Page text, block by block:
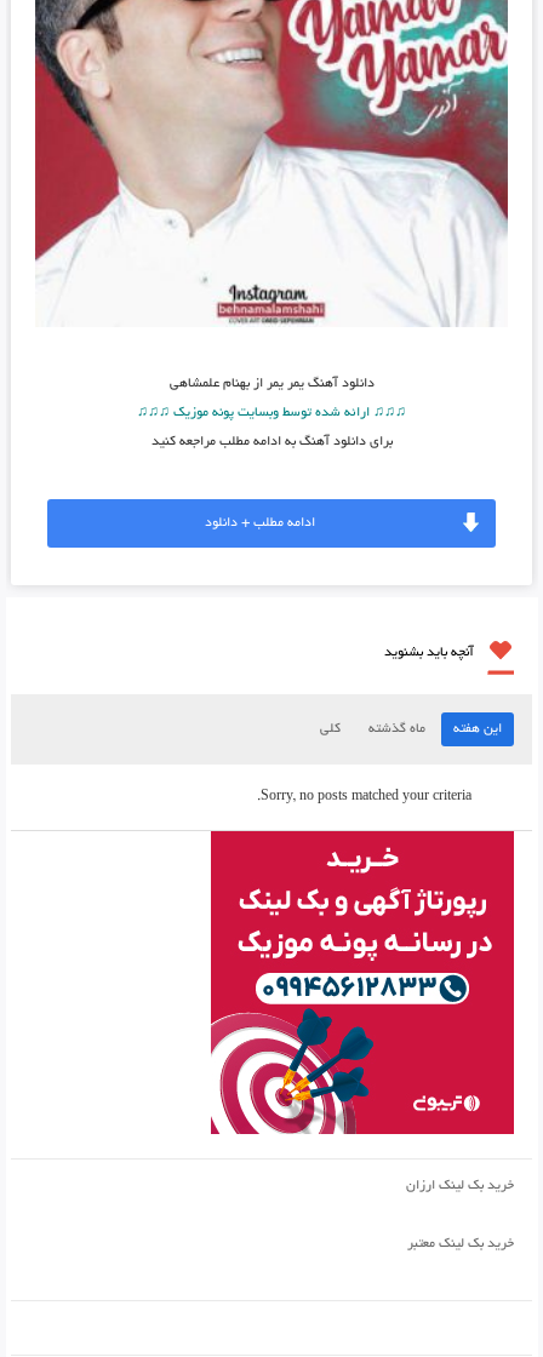
دانلود آهنگ یمر یمر از بهنام علمشاهی
♫♫♫ ارائه شده توسط وبسایت پونه موزیک ♫♫♫
برای دانلود آهنگ به ادامه مطلب مراجعه کنید
ادامه مطلب + دانلود
آنچه باید بشنوید
این هفته ماه گذشته کلی
Sorry, no posts matched your criteria.
خرید بک لینک ارزان
خرید بک لینک معتبر